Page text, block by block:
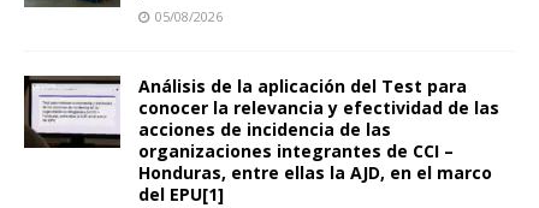
05/08/2026
Análisis de la aplicación del Test para
conocer la relevancia y efectividad de las
acciones de incidencia de las
organizaciones integrantes de CCI –
Honduras, entre ellas la AJD, en el marco
del EPU[1]